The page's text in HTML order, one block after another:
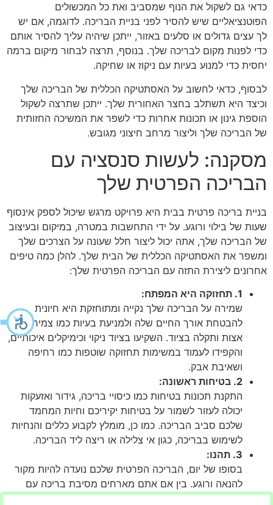
כדאי גם לשקול את הנוף שמסביב ואת כל המכשולים
הפוטנציאליים שיש להסיר לפני בניית הבריכה. לדוגמה, אם יש
לך עצים גדולים או סלעים באזור, ייתכן שיהיה עליך להסיר אותם
כדי לפנות מקום לבריכה שלך. בנוסף, תרצה לבחור מיקום ברמה
יחסית כדי למנוע בעיות עם ניקוז או שחיקה.
לבסוף, כדאי לחשוב על האסתטיקה הכללית של הבריכה שלך
וכיצד היא תשתלב בחצר האחורית שלך. ייתכן שתרצה לשקול
הוספת גינון או תכונות אחרות כדי לשפר את המשיכה החזותית
של הבריכה שלך וליצור מרחב חיצוני מגובש.
מסקנה: לעשות סנסציה עם
הבריכה הפרטית שלך
בניית בריכה פרטית בבית היא פרויקט מרגש שיכול לספק אינסוף
שעות של בילוי ורוגע. על ידי התחשבות במטרה, במיקום ובעיצוב
של הבריכה שלך, אתה יכול ליצור חלל שעונה על הצרכים שלך
ומשפר את האסתטיקה הכללית של הבית שלך. להלן כמה טיפים
אחרונים ליצירת התזה עם הבריכה הפרטית שלך:
1. תחזוקה היא המפתח:
שמירה על הבריכה שלך נקייה ומתוחזקת היא חיונית
להבטחת אורך החיים שלה ולמניעת בעיות כמו צמיחת
אצות ותקלה בציוד. השקיעו בציוד ניקוי וכימיקלים איכותיים,
והקפידו לעמוד במשימות תחזוקה שוטפות כמו רחיפה
ושאיבת אבק.
2. בטיחות ראשונה:
התקנת תכונות בטיחות כמו כיסויי בריכה, גידור ואזעקות
יכולה לעזור לשמור על בטיחות יקיריכם וחיות המחמד
שלכם סביב הבריכה. כמו כן, מומלץ לקבוע כללים והנחיות
לשימוש בבריכה, כגון אי צלילה או ריצה ליד הבריכה.
3. תהנו:
בסופו של יום, הבריכה הפרטית שלכם נועדה להיות מקור
להנאה ורוגע. בין אם אתם מארחים מסיבת בריכה עם
חברים או פשוט מתרווחים על שפת המים עם ספר טוב,